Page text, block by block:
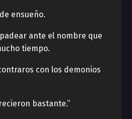
ensueño.
ante el nombre que
tiempo.
con los demonios
bastante.”